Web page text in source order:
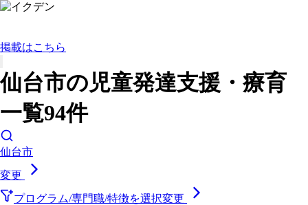
掲載はこちら
仙台市の児童発達支援・療育
一覧94件
仙台市
変更
プログラム/専門職/特徴を選択変更